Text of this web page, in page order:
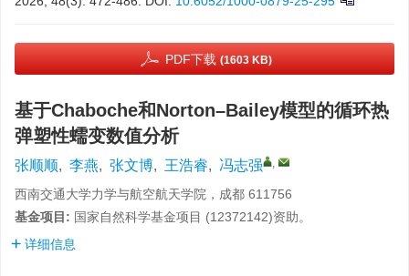
PDF下载 (1603 KB)
基于Chaboche和Norton–Bailey模型的循环热
弹塑性蠕变数值分析
张顺顺, 李燕, 张文博, 王浩睿, 冯志强 ,
西南交通大学力学与航空航天学院，成都 611756
基金项目: 国家自然科学基金项目 (12372142)资助。
详细信息